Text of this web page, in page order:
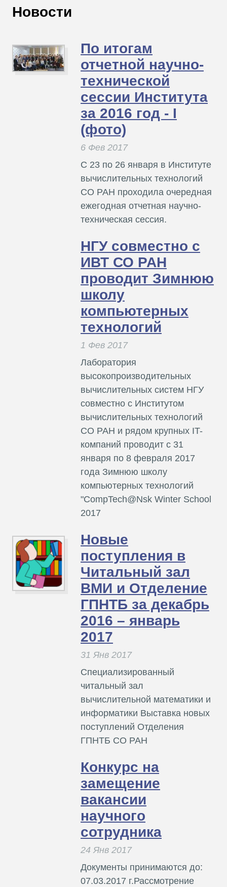
Т
Новости
По итогам
отчетной научно-
технической
сессии Института
за 2016 год - I
(фото)
6 Фев 2017
С 23 по 26 января в Институте
вычислительных технологий
СО РАН проходила очередная
ежегодная отчетная научно-
техническая сессия.
НГУ совместно с
ИВТ СО РАН
проводит Зимнюю
школу
компьютерных
технологий
1 Фев 2017
Лаборатория
высокопроизводительных
вычислительных систем НГУ
совместно с Институтом
вычислительных технологий
СО РАН и рядом крупных IT-
компаний проводит с 31
января по 8 февраля 2017
года Зимнюю школу
компьютерных технологий
"CompTech@Nsk Winter School
2017
Новые
поступления в
Читальный зал
ВМИ и Отделение
ГПНТБ за декабрь
2016 – январь
2017
31 Янв 2017
Специализированный
читальный зал
вычислительной математики и
информатики Выставка новых
поступлений Отделения
ГПНТБ СО РАН
Конкурс на
замещение
вакансии
научного
сотрудника
24 Янв 2017
Документы принимаются до:
07.03.2017 г.Рассмотрение